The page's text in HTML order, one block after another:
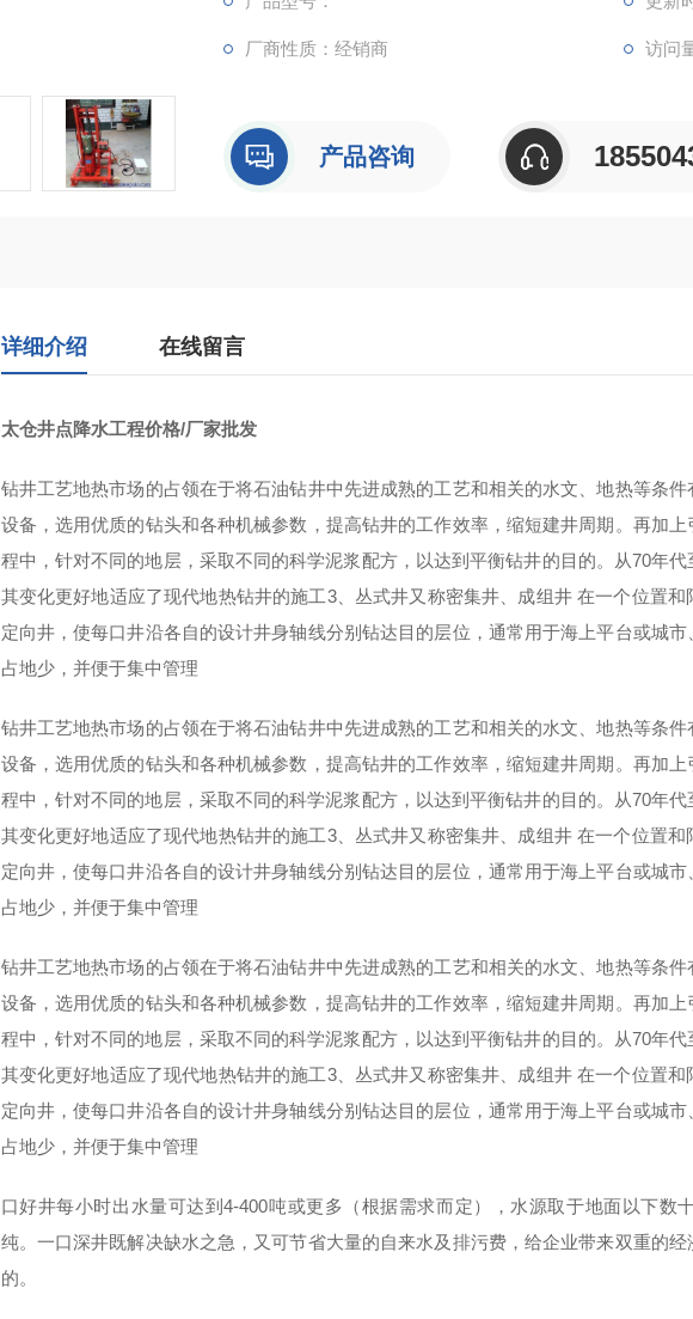
厂商性质：经销商 访问
产品咨询
详细介绍 在线留言
太仓井点降水工程价格/厂家批发
钻井工艺地热市场的占领在于将石油钻井中先进成熟的工艺和相关的水文、地热等条
设备，选用优质的钻头和各种机械参数，提高钻井的工作效率，缩短建井周期。再加
程中，针对不同的地层，采取不同的科学泥浆配方，以达到平衡钻井的目的。从70年
其变化更好地适应了现代地热钻井的施工3、丛式井又称密集井、成组井 在一个位置
定向井，使每口井沿各自的设计井身轴线分别钻达目的层位，通常用于海上平台或城
占地少，并便于集中管理
钻井工艺地热市场的占领在于将石油钻井中先进成熟的工艺和相关的水文、地热等条
设备，选用优质的钻头和各种机械参数，提高钻井的工作效率，缩短建井周期。再加
程中，针对不同的地层，采取不同的科学泥浆配方，以达到平衡钻井的目的。从70年
其变化更好地适应了现代地热钻井的施工3、丛式井又称密集井、成组井 在一个位置
定向井，使每口井沿各自的设计井身轴线分别钻达目的层位，通常用于海上平台或城
占地少，并便于集中管理
钻井工艺地热市场的占领在于将石油钻井中先进成熟的工艺和相关的水文、地热等条
设备，选用优质的钻头和各种机械参数，提高钻井的工作效率，缩短建井周期。再加
程中，针对不同的地层，采取不同的科学泥浆配方，以达到平衡钻井的目的。从70年
其变化更好地适应了现代地热钻井的施工3、丛式井又称密集井、成组井 在一个位置
定向井，使每口井沿各自的设计井身轴线分别钻达目的层位，通常用于海上平台或城
占地少，并便于集中管理
口好井每小时出水量可达到4-400吨或更多（根据需求而定），水源取于地面以下数
纯。一口深井既解决缺水之急，又可节省大量的自来水及排污费，给企业带来双重的
的。